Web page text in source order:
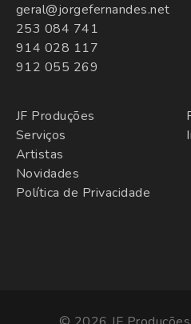
geral@jorgefernandes.net
253 084 741
914 028 117
912 055 269
JF Produções
Serviços
Artistas
Novidades
Política de Privacidade